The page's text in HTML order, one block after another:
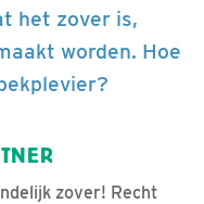
het zover is,
worden. Hoe
zover! Recht